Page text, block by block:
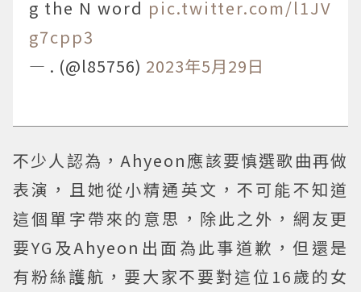
g the N word pic.twitter.com/l1JV
g7cpp3
— . (@l85756) 2023年5月29日
不少人認為，Ahyeon應該要慎選歌曲再做
表演，且她從小精通英文，不可能不知道
這個單字帶來的意思，除此之外，網友更
要YG及Ahyeon出面為此事道歉，但還是
有粉絲護航，要大家不要對這位16歲的女